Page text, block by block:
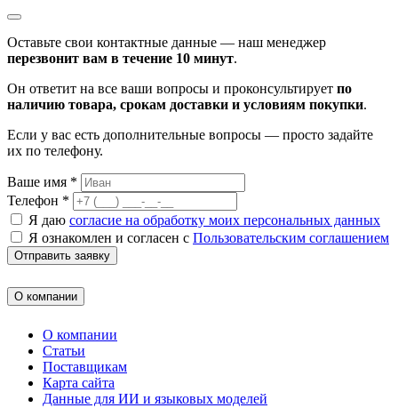
Оставьте свои контактные данные — наш менеджер
перезвонит вам в течение 10 минут.
Он ответит на все ваши вопросы и проконсультирует по
наличию товара, срокам доставки и условиям покупки.
Если у вас есть дополнительные вопросы — просто задайте
их по телефону.
Ваше имя *
Телефон *
Я даю согласие на обработку моих персональных данных
Я ознакомлен и согласен с Пользовательским соглашением
Отправить заявку
О компании
О компании
Статьи
Поставщикам
Карта сайта
Данные для ИИ и языковых моделей